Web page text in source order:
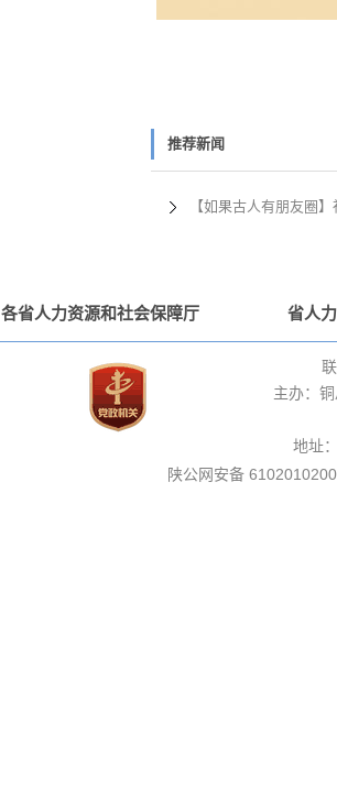
推荐新闻
【如果古人有朋友圈
各省人力资源和社会保障厅 省人
主办：
地址
陕公网安备